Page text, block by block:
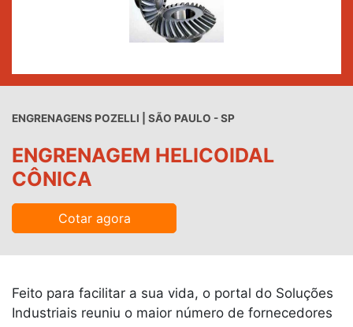
ENGRENAGENS POZELLI | SÃO PAULO - SP
ENGRENAGEM HELICOIDAL
CÔNICA
Cotar agora
Feito para facilitar a sua vida, o portal do Soluções
Industriais reuniu o maior número de fornecedores